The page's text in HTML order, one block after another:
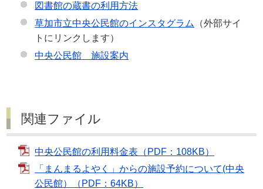
図書館の蔵書の利用方法
草加市立中央公民館のインスタグラム
（外部サイ
トにリンクします）
中央公民館 施設案内
関連ファイル
中央公民館の利用料金表（PDF：108KB）
「まんまるよやく」からの施設予約について(中央
公民館）（PDF：64KB）